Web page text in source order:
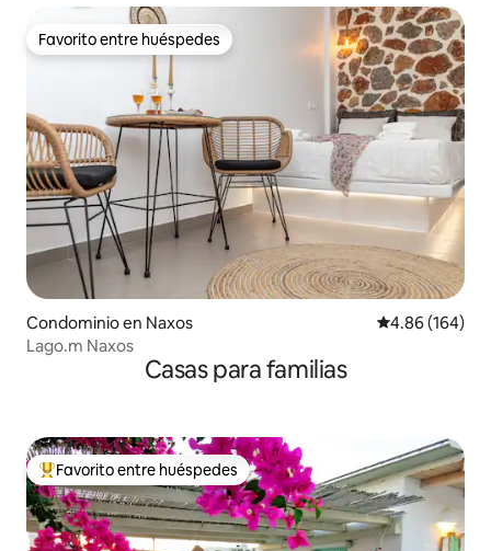
Favorito entre huéspedes
Favorito entre huéspedes
Condominio en Naxos Calificación
4.86 (164)
Lago.m Naxos
Casas para familias
De los mejores en Favorito entre huéspedes
Favorito entre huéspedes